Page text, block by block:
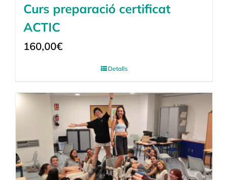
Curs preparació certificat
ACTIC
160,00€
Detalls